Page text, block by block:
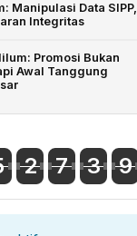
Manipulasi Data SIPP,
Integritas
Promosi Bukan
Awal Tanggung
2 7 3 9